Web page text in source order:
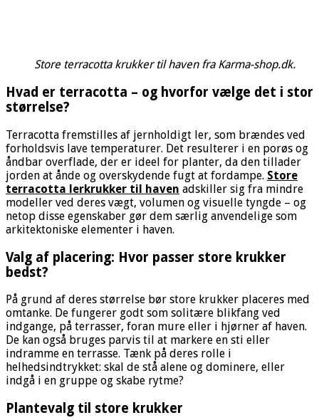
Store terracotta krukker til haven fra Karma-shop.dk.
Hvad er terracotta – og hvorfor vælge det i stor
størrelse?
Terracotta fremstilles af jernholdigt ler, som brændes ved
forholdsvis lave temperaturer. Det resulterer i en porøs og
åndbar overflade, der er ideel for planter, da den tillader
jorden at ånde og overskydende fugt at fordampe. Store
terracotta lerkrukker til haven adskiller sig fra mindre
modeller ved deres vægt, volumen og visuelle tyngde – og
netop disse egenskaber gør dem særlig anvendelige som
arkitektoniske elementer i haven.
Valg af placering: Hvor passer store krukker
bedst?
På grund af deres størrelse bør store krukker placeres med
omtanke. De fungerer godt som solitære blikfang ved
indgange, på terrasser, foran mure eller i hjørner af haven.
De kan også bruges parvis til at markere en sti eller
indramme en terrasse. Tænk på deres rolle i
helhedsindtrykket: skal de stå alene og dominere, eller
indgå i en gruppe og skabe rytme?
Plantevalg til store krukker